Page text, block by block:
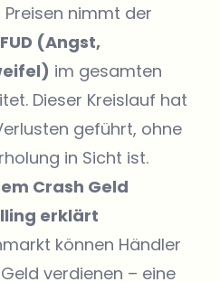
nimmt der
FUD (Angst,
im gesamten
Dieser Kreislauf hat
geführt, ohne
in Sicht ist.
Crash Geld
erklärt
können Händler
Geld verdienen – eine